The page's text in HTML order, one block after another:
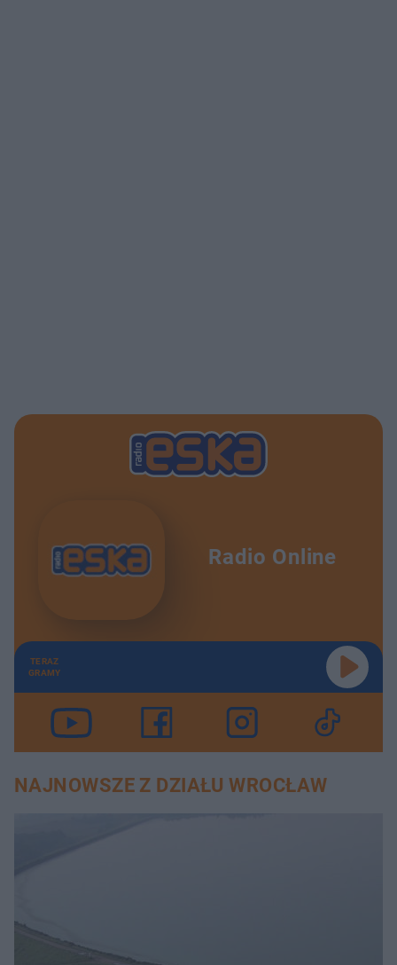
Radio Online
TERAZ
GRAMY
NAJNOWSZE Z DZIAŁU WROCŁAW